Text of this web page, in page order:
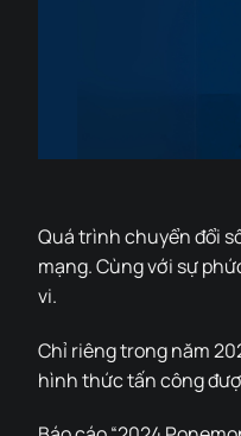
Quá trình chuyển đổi
mạng. Cùng với sự
vi.
Chỉ riêng trong năm
hình thức tấn công